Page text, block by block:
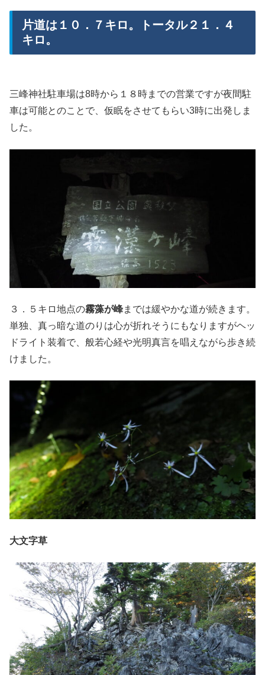
片道は１０．７キロ。トータル２１．４
キロ。
三峰神社駐車場は8時から１８時までの営業ですが夜間駐
車は可能とのことで、仮眠をさせてもらい3時に出発しま
した。
３．５キロ地点の霧藻が峰までは緩やかな道が続きます。
単独、真っ暗な道のりは心が折れそうにもなりますがヘッ
ドライト装着で、般若心経や光明真言を唱えながら歩き続
けました。
大文字草